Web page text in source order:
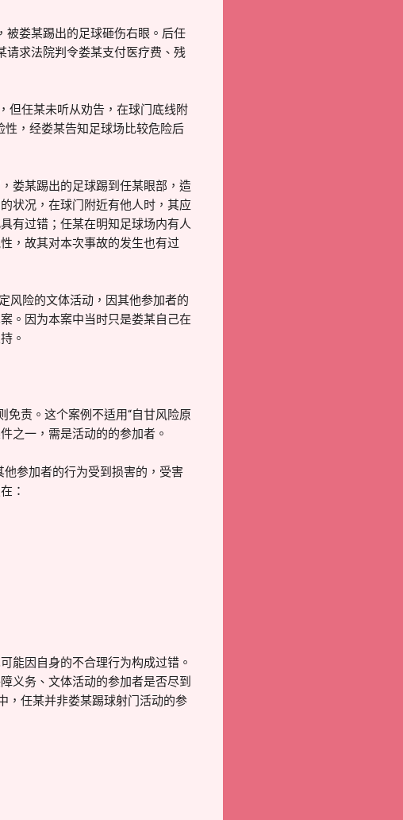
被娄某踢出的足球砸伤右眼。后任
请求法院判令娄某支付医疗费、残
但任某未听从劝告，在球门底线附
性，经娄某告知足球场比较危险后
娄某踢出的足球踢到任某眼部，造
状况，在球门附近有他人时，其应
有过错；任某在明知足球场内有人
，故其对本次事故的发生也有过
风险的文体活动，因其他参加者的
。因为本案中当时只是娄某自己在
。
免责。这个案例不适用“自甘风险原
之一，需是活动的的参加者。
他参加者的行为受到损害的，受害
：
能因自身的不合理行为构成过错。
义务、文体活动的参加者是否尽到
，任某并非娄某踢球射门活动的参